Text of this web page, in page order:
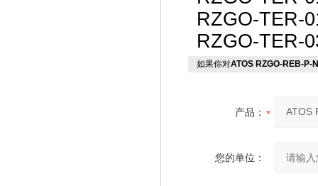
RZGO-TER-
RZGO-TER-
如果你对ATOS RZGO-REB-P-
产品：
您的单位：